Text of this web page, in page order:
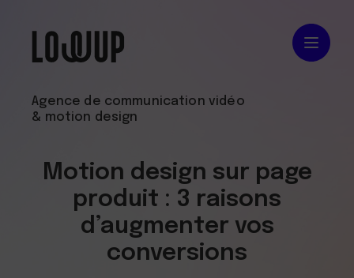
Agence de communication vidéo
& motion design
Motion design sur page
produit : 3 raisons
d’augmenter vos
conversions